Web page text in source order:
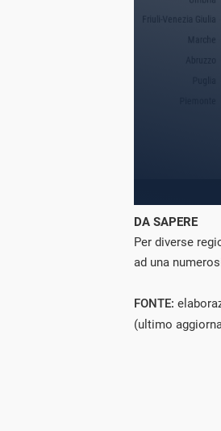
DA SAPERE
Per diverse
ad una
FONTE:
(ultimo